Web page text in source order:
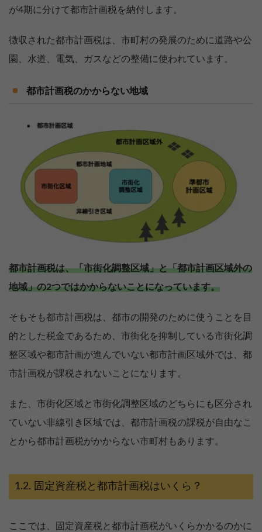
が4期に分けて都市計画税を納付します。
徴収された都市計画税は、市町村の発展のために道路や公
園、水道、電気、ガスなどの整備に使われています。
都市計画税のかからない地域
都市計画税は、「市街化調整区域」と「都市計画区域外の
地域」の2つではかからないことになっています。
そもそも都市計画税は、都市の開発のために使うことを目
的とした税金であるため、市街化を抑制している市街化調
整区域や都市計画が進んでいない都市計画区域外では、都
市計画税が課税されないことになります。
また、市街化区域と市街化調整区域のどちらにも区分され
ていない非線引き区域では、都市計画税の課税が自由なこ
とから都市計画税がかからない市町村もあります。
固定資産税と都市計画税はいくら？
ここでは、固定資産税と都市計画税がいくらかかるのかに